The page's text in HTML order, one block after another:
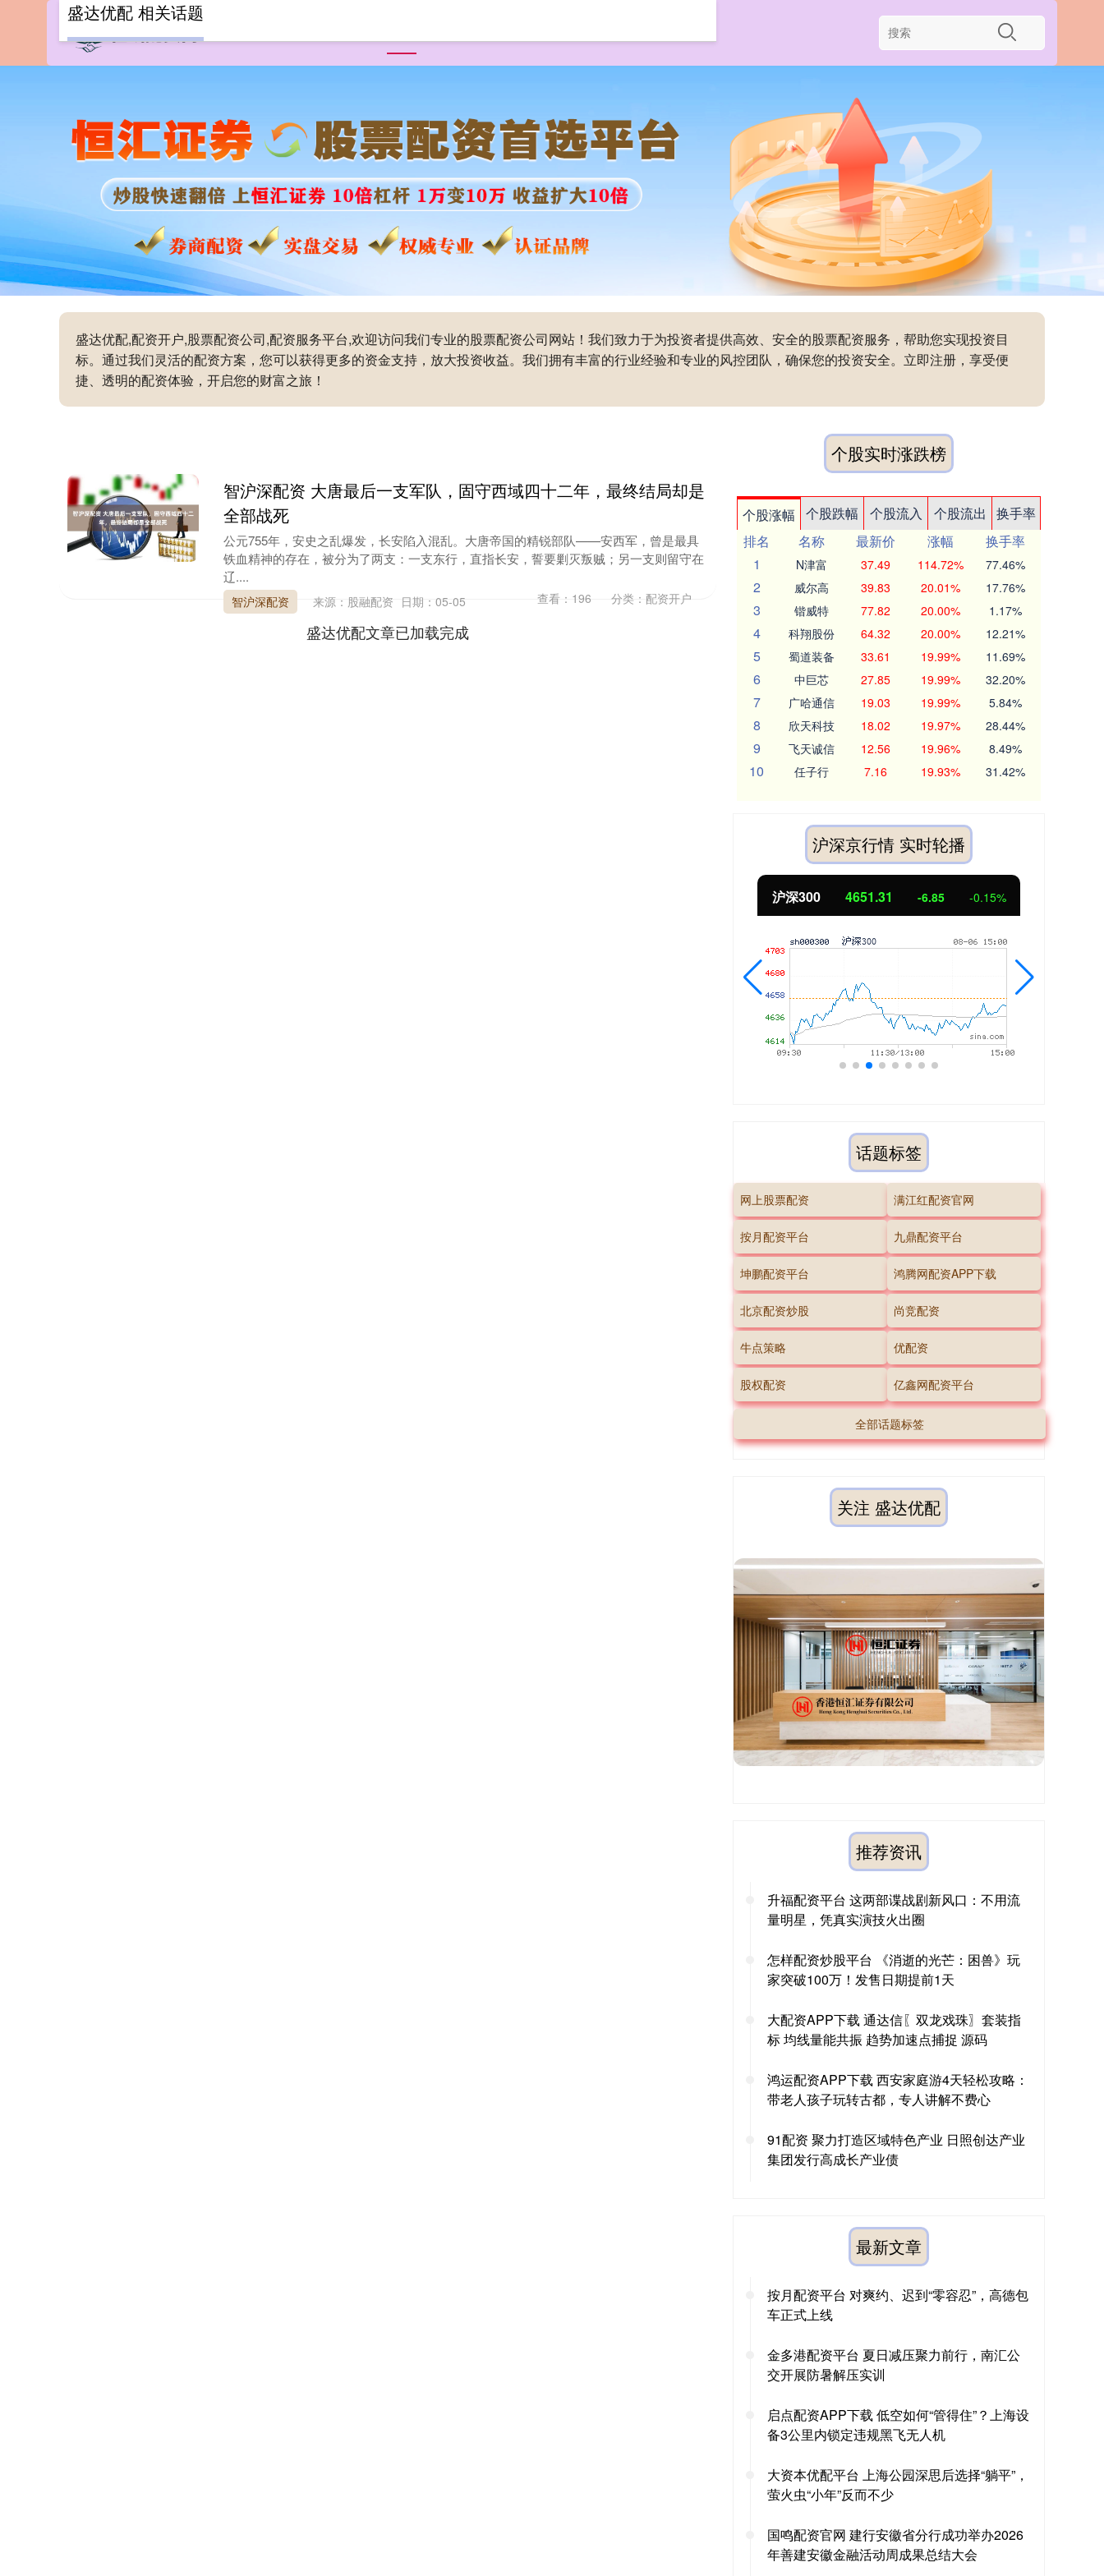
盛达优配,配资开户,股票配资公司,配资服务平台,欢迎访问我们专业的股票配资公司网站！我们致力于为投资者提供高效、安全的股票配资服务，帮助您实现投资目
标。通过我们灵活的配资方案，您可以获得更多的资金支持，放大投资收益。我们拥有丰富的行业经验和专业的风控团队，确保您的投资安全。立即注册，享受便
捷、透明的配资体验，开启您的财富之旅！
盛达优配 相关话题
智沪深配资 大唐最后一支军队，固守西域四十二年，最终结局却是
全部战死
公元755年，安史之乱爆发，长安陷入混乱。大唐帝国的精锐部队——安西军，曾是最具
铁血精神的存在，被分为了两支：一支东行，直指长安，誓要剿灭叛贼；另一支则留守在
辽....
智沪深配资 来源：股融配资 日期：05-05 查看： 196 分类： 配资开户
盛达优配文章已加载完成
个股实时涨跌榜
个股涨幅 个股跌幅 个股流入 个股流出
换手率
排名
名称 最新价 涨幅
换手率
1
N津富 37.49 114.72% 77.46%
2 威尔高 39.83 20.01% 17.76%
3 锴威特 77.82 20.00% 1.17%
4 科翔股份 64.32 20.00% 12.21%
5 蜀道装备 33.61 19.99% 11.69%
6 中巨芯 27.85 19.99% 32.20%
7 广哈通信 19.03 19.99% 5.84%
8 欣天科技 18.02 19.97% 28.44%
9 飞天诚信 12.56 19.96% 8.49%
10 任子行 7.16 19.93% 31.42%
沪深京行情 实时轮播
北证50 1122.88 3.42 0.30%
话题标签
网上股票配资 满江红配资官网
按月配资平台 九鼎配资平台
坤鹏配资平台 鸿腾网配资APP下载
北京配资炒股 尚竞配资
牛点策略 优配资
股权配资 亿鑫网配资平台
全部话题标签
关注 盛达优配
推荐资讯
升福配资平台 这两部谍战剧新风口：不用流
量明星，凭真实演技火出圈
怎样配资炒股平台 《消逝的光芒：困兽》玩
家突破100万！发售日期提前1天
大配资APP下载 通达信〖双龙戏珠〗套装指
标 均线量能共振 趋势加速点捕捉 源码
鸿运配资APP下载 西安家庭游4天轻松攻略：
带老人孩子玩转古都，专人讲解不费心
91配资 聚力打造区域特色产业 日照创达产业
集团发行高成长产业债
最新文章
按月配资平台 对爽约、迟到“零容忍”，高德包
车正式上线
金多港配资平台 夏日减压聚力前行，南汇公
交开展防暑解压实训
启点配资APP下载 低空如何“管得住”？上海设
备3公里内锁定违规黑飞无人机
大资本优配平台 上海公园深思后选择“躺平”，
萤火虫“小年”反而不少
国鸣配资官网 建行安徽省分行成功举办2026
年善建安徽金融活动周成果总结大会